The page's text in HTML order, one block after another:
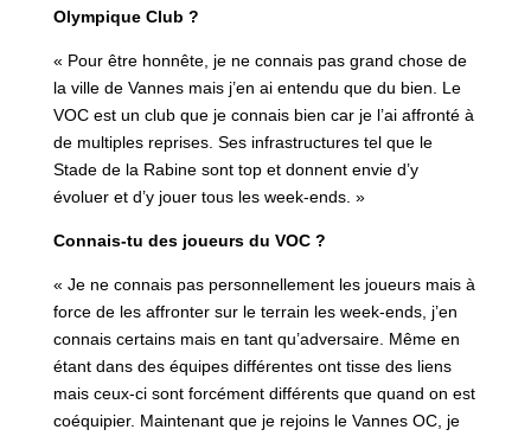
Olympique Club ?
« Pour être honnête, je ne connais pas grand chose de
la ville de Vannes mais j’en ai entendu que du bien. Le
VOC est un club que je connais bien car je l’ai affronté à
de multiples reprises. Ses infrastructures tel que le
Stade de la Rabine sont top et donnent envie d’y
évoluer et d’y jouer tous les week-ends. »
Connais-tu des joueurs du VOC ?
« Je ne connais pas personnellement les joueurs mais à
force de les affronter sur le terrain les week-ends, j’en
connais certains mais en tant qu’adversaire. Même en
étant dans des équipes différentes ont tisse des liens
mais ceux-ci sont forcément différents que quand on est
coéquipier. Maintenant que je rejoins le Vannes OC, je